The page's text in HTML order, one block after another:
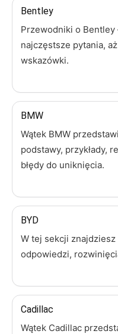
Bentley
Przewodniki o
najczęstsze pytania,
wskazówki.
BMW
Wątek BMW
podstawy, przykłady,
błędy do uniknięcia.
BYD
W tej sekcji
odpowiedzi,
Cadillac
Wątek Cadillac